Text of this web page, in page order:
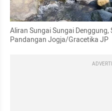
Aliran Sungai Sungai
Pandangan Jogja/Gracetika JP